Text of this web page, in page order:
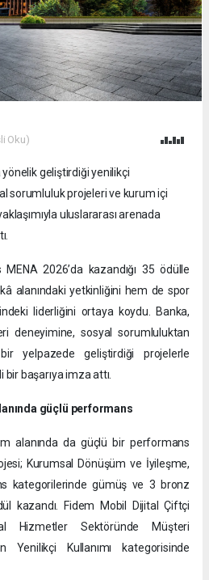
Oku)
geliştirdiği yenilikçi
sorumluluk projeleri ve kurum içi
uluslararası arenada
2026’da kazandığı 35 ödülle
alanındaki yetkinliğini hem de spor
liderliğini ortaya koydu. Banka,
deneyimine, sosyal sorumluluktan
yelpazede geliştirdiği projelerle
başarıya imza attı.
güçlü performans
alanında da güçlü bir performans
Kurumsal Dönüşüm ve İyileşme,
kategorilerinde gümüş ve 3 bronz
kazandı. Fidem Mobil Dijital Çiftçi
Hizmetler Sektöründe Müşteri
Yenilikçi Kullanımı kategorisinde